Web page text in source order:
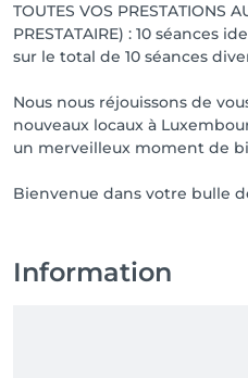
TOUTES VOS PRESTATIONS
PRESTATAIRE) : 10 séances
sur le total de 10 séances
Nous nous réjouissons de
nouveaux locaux à
un merveilleux moment de
Bienvenue dans votre bulle
Information